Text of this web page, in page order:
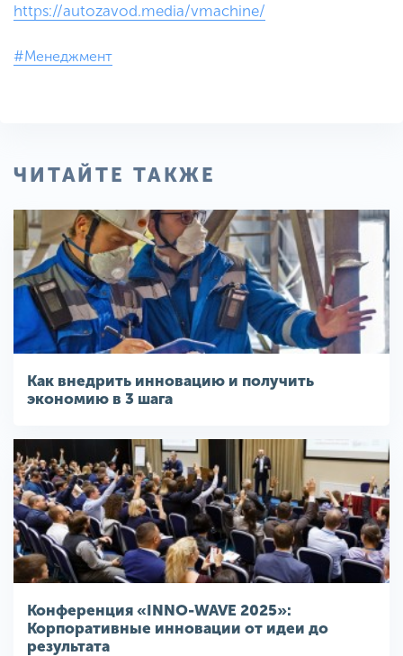
https://autozavod.media/vmachine/
#Менеджмент
ЧИТАЙТЕ ТАКЖЕ
Как внедрить инновацию и получить
экономию в 3 шага
Конференция «INNO-WAVE 2025»:
Корпоративные инновации от идеи до
результата